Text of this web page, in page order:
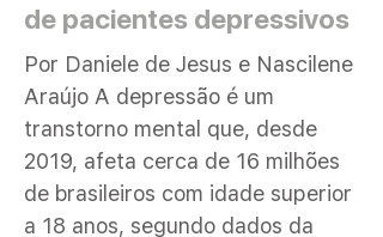
de pacientes depressivos
Por Daniele de Jesus e Nascilene
Araújo A depressão é um
transtorno mental que, desde
2019, afeta cerca de 16 milhões
de brasileiros com idade superior
a 18 anos, segundo dados da